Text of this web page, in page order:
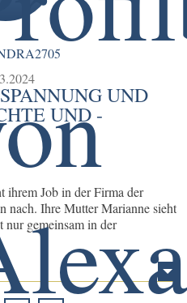
UND
UND -
ihrem Job in der Firma der
Ihre Mutter Marianne sieht
gemeinsam in der